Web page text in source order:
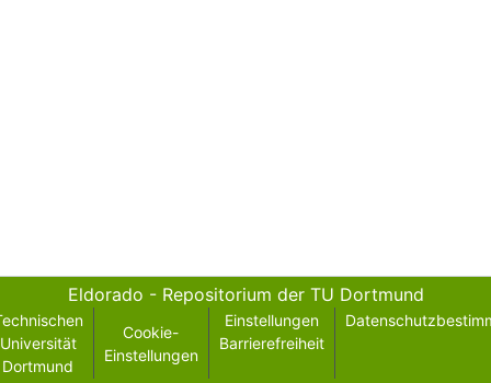
Eldorado - Repositorium der TU Dortmund
Universität
Dortmund
Cookie-
Einstellungen
Einstellungen
Barrierefreiheit